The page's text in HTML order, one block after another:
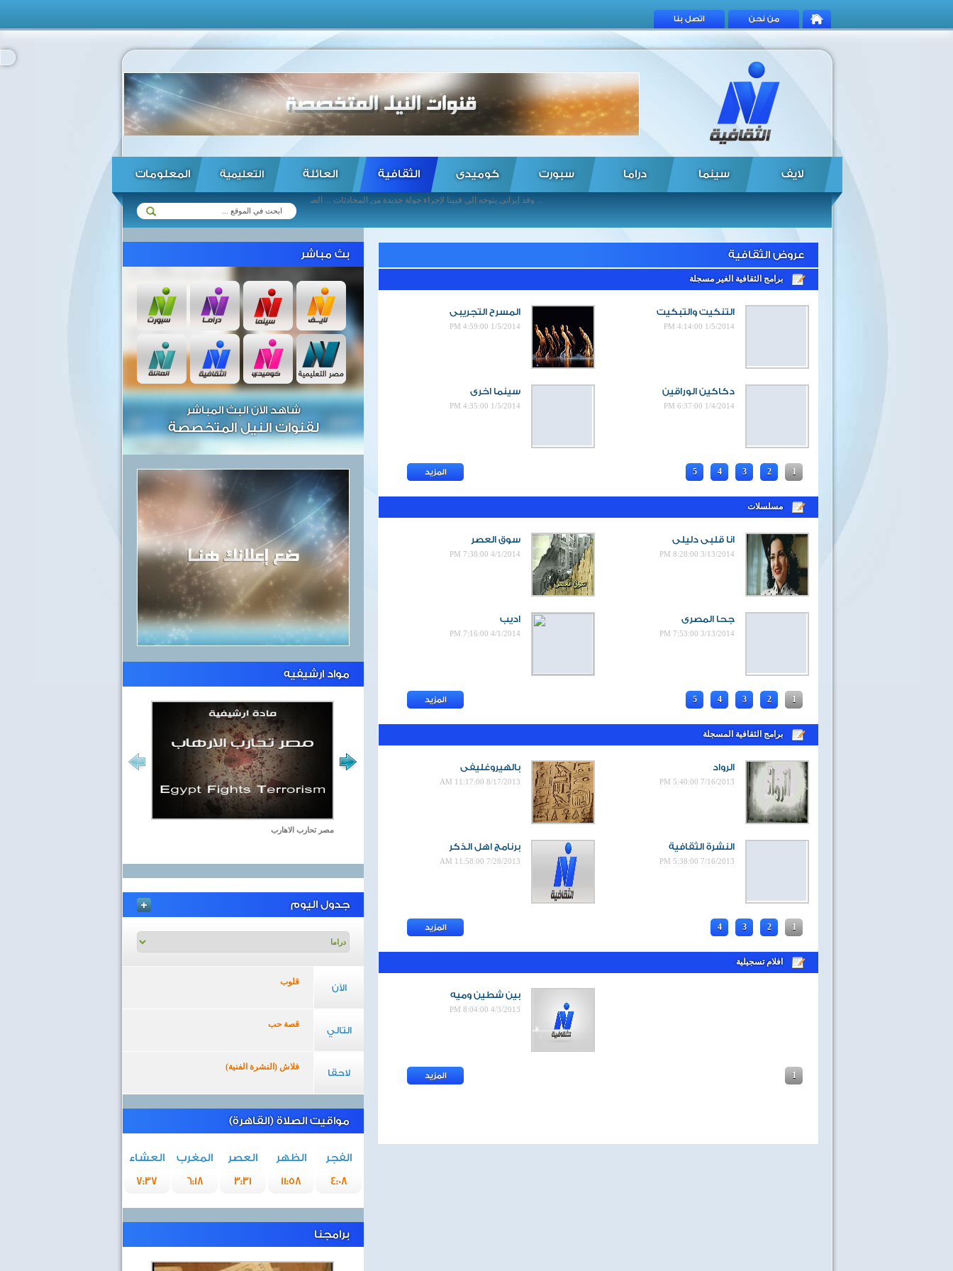
من نحن اتصل بنا
لايف سينما دراما سبورت كوميدى الثقافية العائلة التعليمية المعلومات
عروض الثقافية
برامج الثقافية الغير مسجلة
المسرح التجريبى
1/5/2014 4:59:00 PM
التنكيت والتبكيت
1/5/2014 4:14:00 PM
سينما اخرى
1/5/2014 4:35:00 PM
دكاكين الوراقين
1/4/2014 6:37:00 PM
المزيد 1
2
3
4
5
مسلسلات
سوق العصر
4/1/2014 7:38:00 PM
انا قلبى دليلى
3/13/2014 8:28:00 PM
اديب
4/1/2014 7:16:00 PM
جحا المصرى
3/13/2014 7:53:00 PM
المزيد 1
2
3
4
5
برامج الثقافية المسجلة
بالهيروغليفى
8/17/2013 11:17:00 AM
الرواد
7/16/2013 5:40:00 PM
برنامج اهل الذكر
7/28/2013 11:58:00 AM
النشرة الثقافية
7/16/2013 5:38:00 PM
المزيد 1
2
3
4
افلام تسجيلية
بين شطين وميه
4/3/2013 8:04:00 PM
المزيد 1
بث مباشر
شاهد الآن البث المباشر
لقنوات النيل المتخصصة
مواد ارشيفيه
مصر تحارب الاهارب
جدول اليوم
الآن
قلوب
التالي
قصة حب
لاحقا
فلاش (النشرة الفنية)
مواقيت الصلاة (القاهرة)
الفجر الظهر العصر المغرب
العشاء
4:08
11:58
3:31
6:18
7:37
برامجنا